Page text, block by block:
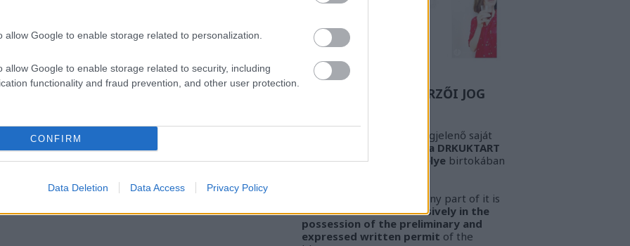
allow Google to enable storage related to personalization.
allow Google to enable storage related to security, including
functionality and fraud prevention, and other user protection.
CONFIRM
Data Deletion Data Access Privacy Policy
AZ A BIZONYOS SZERZŐI JOG
FIGYELEM! Az oldalon megjelenő saját
kizárólag a DRKUKTART
előzetes írásbeli engedélye birtokában
This work or any part of it is
allowed to be usedexclusively in the
possession of the preliminary and
expressed written permit of the